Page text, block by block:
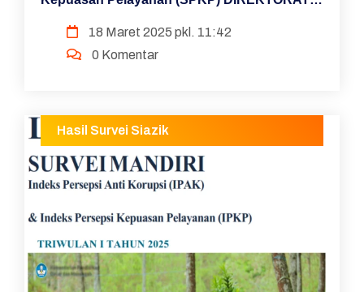
TAHUN 202418 Maret 2025 pkl. 11:42
0 Komentar
Hasil Survei Siazik